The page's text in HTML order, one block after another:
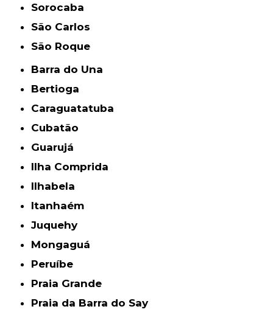
Sorocaba
São Carlos
São Roque
Barra do Una
Bertioga
Caraguatatuba
Cubatão
Guarujá
Ilha Comprida
Ilhabela
Itanhaém
Juquehy
Mongaguá
Peruíbe
Praia Grande
Praia da Barra do Say